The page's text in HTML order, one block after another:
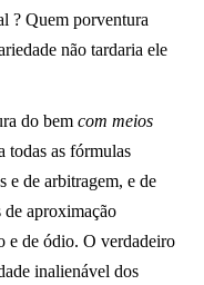
? Quem porventura
não tardaria ele
do bem com meios
todas as fórmulas
e de arbitragem, e de
de aproximação
e de ódio. O verdadeiro
inalienável dos